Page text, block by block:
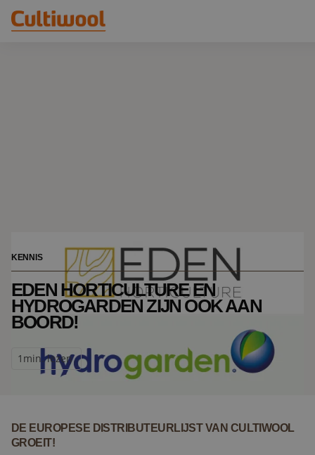
KENNIS
EDEN HORTICULTURE EN
HYDROGARDEN ZIJN OOK AAN
BOORD!
1 min. lezen
DE EUROPESE DISTRIBUTEURLIJST VAN CULTIWOOL
GROEIT!